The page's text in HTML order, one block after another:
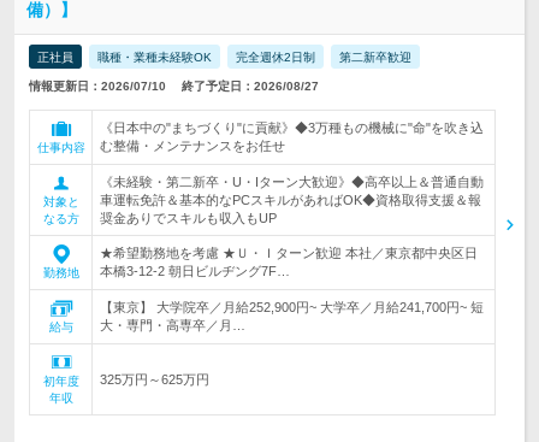
備）】
正社員 職種・業種未経験OK 完全週休2日制 第二新卒歓迎
情報更新日：2026/07/10 終了予定日：2026/08/27
仕事内容
《日本中の"まちづくり"に貢献》◆3万種もの機械に"命"を吹き込
む整備・メンテナンスをお任せ
対象と
なる方
《未経験・第二新卒・U・Iターン大歓迎》◆高卒以上＆普通自動
車運転免許＆基本的なPCスキルがあればOK◆資格取得支援＆報
奨金ありでスキルも収入もUP
勤務地
★希望勤務地を考慮 ★Ｕ・Ｉターン歓迎 本社／東京都中央区日
本橋3-12-2 朝日ビルヂング7F…
給与
【東京】 大学院卒／月給252,900円~ 大学卒／月給241,700円~ 短
大・専門・高専卒／月…
初年度
年収
325万円～625万円